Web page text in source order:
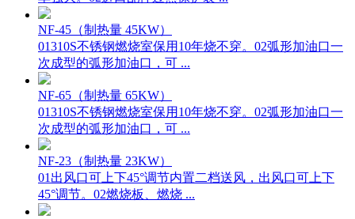
NF-45（制热量 45KW）
01310S不锈钢燃烧室保用10年烧不穿。02弧形加油口一
次成型的弧形加油口，可 ...
NF-65（制热量 65KW）
01310S不锈钢燃烧室保用10年烧不穿。02弧形加油口一
次成型的弧形加油口，可 ...
NF-23（制热量 23KW）
01出风口可上下45°调节内置二档送风，出风口可上下
45°调节。02燃烧板、燃烧 ...